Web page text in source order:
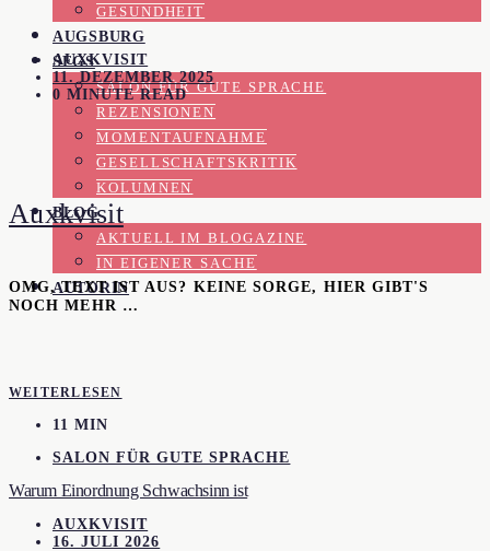
GESUNDHEIT
AUGSBURG
SFGS
SALON FÜR GUTE SPRACHE
REZENSIONEN
MOMENTAUFNAHME
GESELLSCHAFTSKRITIK
KOLUMNEN
BLOG
AKTUELL IM BLOGAZINE
IN EIGENER SACHE
AUTORIN
AUXKVISIT
11. DEZEMBER 2025
0 MINUTE READ
Auxkvisit
OMG, TEXT IST AUS? KEINE SORGE, HIER GIBT'S
NOCH MEHR …
WEITERLESEN
11 MIN
SALON FÜR GUTE SPRACHE
Warum Einordnung Schwachsinn ist
AUXKVISIT
16. JULI 2026